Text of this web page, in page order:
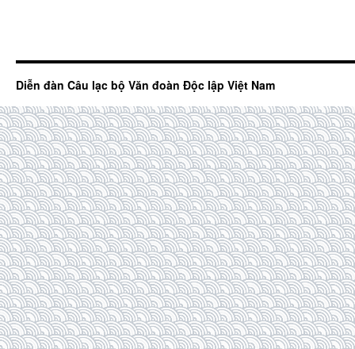
Diễn đàn Câu lạc bộ Văn đoàn Độc lập Việt Nam